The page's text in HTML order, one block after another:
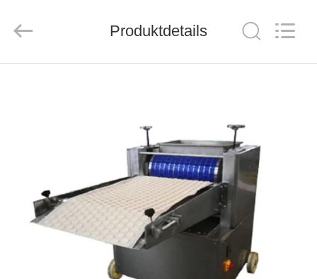
UNS
FABRIK-
Reserved.
Developed
Produktdetails